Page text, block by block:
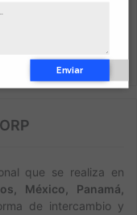
que se realiza en
México, Panamá,
de intercambio y
Enviar